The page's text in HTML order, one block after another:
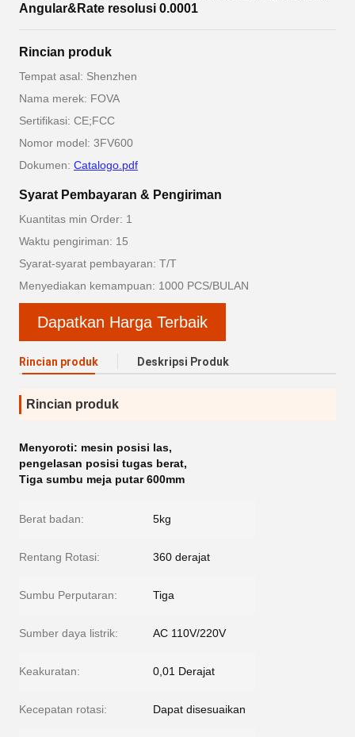
Angular&Rate resolusi 0.0001
Rincian produk
Tempat asal: Shenzhen
Nama merek: FOVA
Sertifikasi: CE;FCC
Nomor model: 3FV600
Dokumen: Catalogo.pdf
Syarat Pembayaran & Pengiriman
Kuantitas min Order: 1
Waktu pengiriman: 15
Syarat-syarat pembayaran: T/T
Menyediakan kemampuan: 1000 PCS/BULAN
Dapatkan Harga Terbaik
Rincian produk Deskripsi Produk
Rincian produk
Menyoroti: mesin posisi las,
pengelasan posisi tugas berat,
Tiga sumbu meja putar 600mm
Berat badan: 5kg
Rentang Rotasi: 360 derajat
Sumbu Perputaran: Tiga
Sumber daya listrik: AC 110V/220V
Keakuratan: 0,01 Derajat
Kecepatan rotasi: Dapat disesuaikan